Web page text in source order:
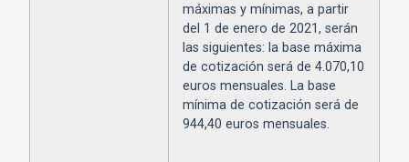
máximas y mínimas, a partir
del 1 de enero de 2021, serán
las siguientes: la base máxima
de cotización será de 4.070,10
euros mensuales. La base
mínima de cotización será de
944,40 euros mensuales.